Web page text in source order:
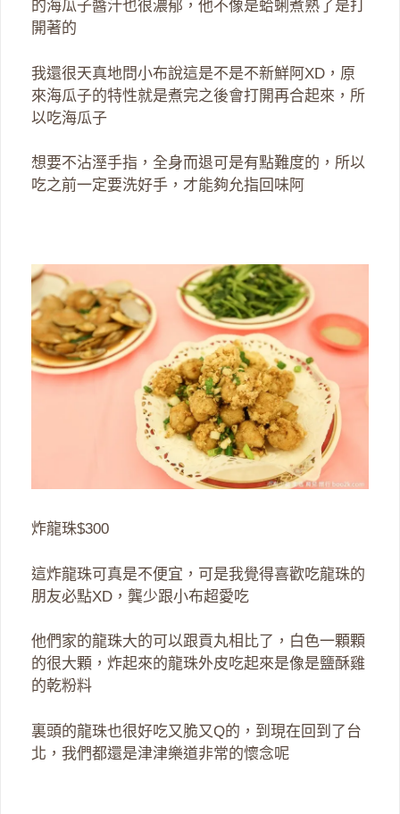
的海瓜子醬汁也很濃郁，他不像是蛤蜊煮熟了是打
開著的
我還很天真地問小布說這是不是不新鮮阿XD，原
來海瓜子的特性就是煮完之後會打開再合起來，所
以吃海瓜子
想要不沾溼手指，全身而退可是有點難度的，所以
吃之前一定要洗好手，才能夠允指回味阿
炸龍珠$300
這炸龍珠可真是不便宜，可是我覺得喜歡吃龍珠的
朋友必點XD，龔少跟小布超愛吃
他們家的龍珠大的可以跟貢丸相比了，白色一顆顆
的很大顆，炸起來的龍珠外皮吃起來是像是鹽酥雞
的乾粉料
裏頭的龍珠也很好吃又脆又Q的，到現在回到了台
北，我們都還是津津樂道非常的懷念呢